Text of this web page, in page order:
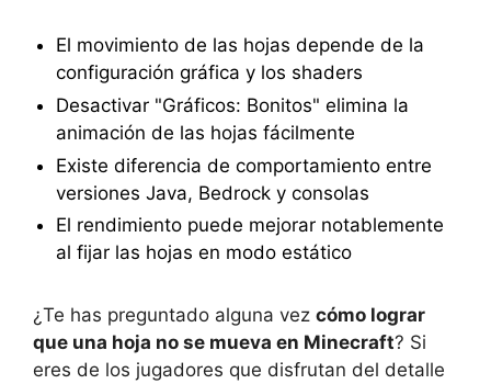
El movimiento de las hojas depende de la
configuración gráfica y los shaders
Desactivar "Gráficos: Bonitos" elimina la
animación de las hojas fácilmente
Existe diferencia de comportamiento entre
versiones Java, Bedrock y consolas
El rendimiento puede mejorar notablemente
al fijar las hojas en modo estático
¿Te has preguntado alguna vez cómo lograr
que una hoja no se mueva en Minecraft? Si
eres de los jugadores que disfrutan del detalle